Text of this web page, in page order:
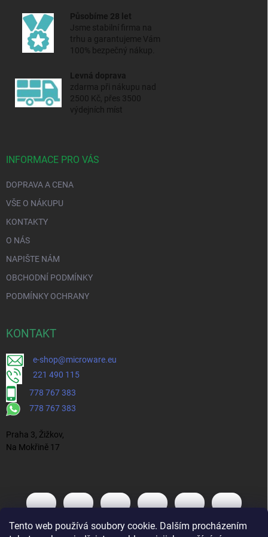
Tento web používá soubory cookie. Dalším procházením
Působíme 28 let
Jsme stabilní firma na
trhu a garantujeme Vám
100% bezpečný nákup.
Levná doprava
zdarma při nákupu nad
2500 Kč, přes 3500
výdejních míst
INFORMACE PRO VÁS
DOPRAVA A CENA
VŠE O NÁKUPU
KONTAKTY
O NÁS
NAPIŠTE NÁM
OBCHODNÍ PODMÍNKY
PODMÍNKY OCHRANY
KONTAKT
e-shop@microware.eu
221 490 115
778 767 383
778 767 383
Praha 3, Žižkov,
Na Mokřině 17